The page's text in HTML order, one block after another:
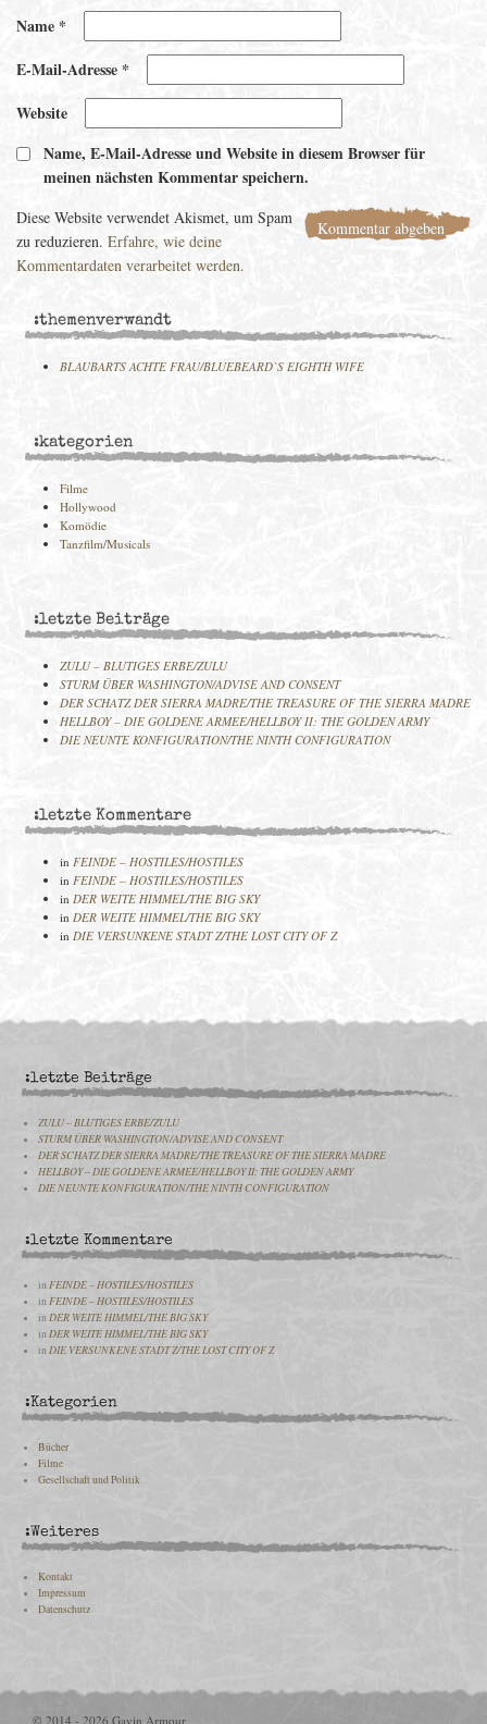
Name *
E-Mail-Adresse*
Website
Name, E-Mail-Adresse und Website in diesem Browser für
meinen nächsten Kommentar speichern.
Diese Website verwendet Akismet, um Spam
zu reduzieren. Erfahre, wie deine
Kommentardaten verarbeitet werden.
:themenverwandt
BLAUBARTS ACHTE FRAU/BLUEBEARD`S EIGHTH WIFE
:kategorien
Filme
Hollywood
Komödie
Tanzfilm/Musicals
:letzte Beiträge
ZULU – BLUTIGES ERBE/ZULU
STURM ÜBER WASHINGTON/ADVISE AND CONSENT
DER SCHATZ DER SIERRA MADRE/THE TREASURE OF THE SIERRA MADRE
HELLBOY – DIE GOLDENE ARMEE/HELLBOY II: THE GOLDEN ARMY
DIE NEUNTE KONFIGURATION/THE NINTH CONFIGURATION
:letzte Kommentare
in FEINDE – HOSTILES/HOSTILES
in FEINDE – HOSTILES/HOSTILES
in DER WEITE HIMMEL/THE BIG SKY
in DER WEITE HIMMEL/THE BIG SKY
in DIE VERSUNKENE STADT Z/THE LOST CITY OF Z
:letzte Beiträge
ZULU – BLUTIGES ERBE/ZULU
STURM ÜBER WASHINGTON/ADVISE AND CONSENT
DER SCHATZ DER SIERRA MADRE/THE TREASURE OF THE SIERRA MADRE
HELLBOY – DIE GOLDENE ARMEE/HELLBOY II: THE GOLDEN ARMY
DIE NEUNTE KONFIGURATION/THE NINTH CONFIGURATION
:letzte Kommentare
inFEINDE – HOSTILES/HOSTILES
inFEINDE – HOSTILES/HOSTILES
inDER WEITE HIMMEL/THE BIG SKY
inDER WEITE HIMMEL/THE BIG SKY
inDIE VERSUNKENE STADT Z/THE LOST CITY OF Z
:Kategorien
Bücher
Filme
Gesellschaft und Politik
:Weiteres
Kontakt
Impressum
Datenschutz
© 2014 - 2026 Gavin Armour